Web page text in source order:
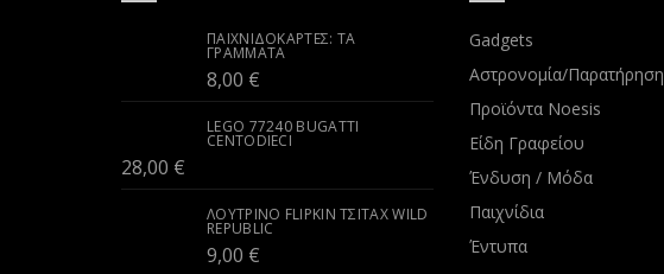
ΠΑΙΧΝΙΔΟΚΆΡΤΕΣ: ΤΑ
ΓΡΆΜΜΑΤΑ
8,00 €
LEGO 77240 BUGATTI
CENTODIECI
28,00 €
ΛΟΎΤΡΙΝΟ FLIPKIN ΤΣΙΤΆΧ WILD
REPUBLIC
9,00 €
Gadgets
Αστρονομία/Παρατήρηση
Προϊόντα Noesis
Είδη Γραφείου
Ένδυση / Μόδα
Παιχνίδια
Έντυπα